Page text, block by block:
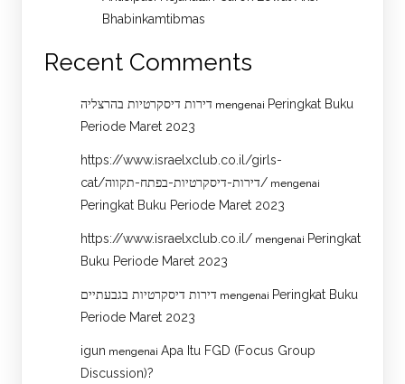
Bhabinkamtibmas
Recent Comments
דירות דיסקרטיות בהרצליה mengenai Peringkat Buku
Periode Maret 2023
https://www.israelxclub.co.il/girls-
cat/דירות-דיסקרטיות-בפתח-תקווה/ mengenai
Peringkat Buku Periode Maret 2023
https://www.israelxclub.co.il/ mengenai Peringkat
Buku Periode Maret 2023
דירות דיסקרטיות בגבעתיים mengenai Peringkat Buku
Periode Maret 2023
igun mengenai Apa Itu FGD (Focus Group
Discussion)?